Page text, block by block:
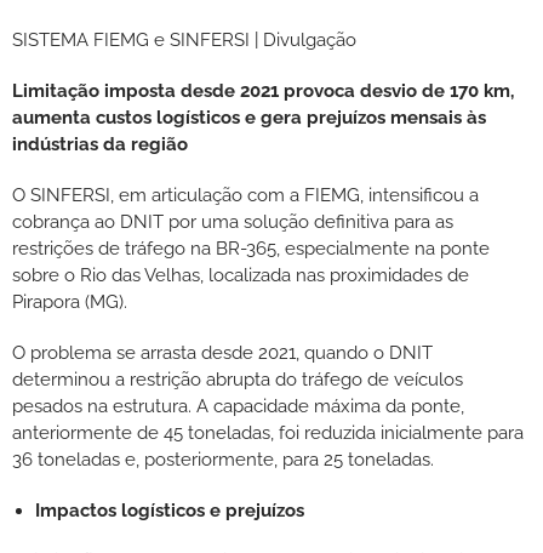
SISTEMA FIEMG e SINFERSI | Divulgação
Limitação imposta desde 2021 provoca desvio de 170 km,
aumenta custos logísticos e gera prejuízos mensais às
indústrias da região
O SINFERSI, em articulação com a FIEMG, intensificou a
cobrança ao DNIT por uma solução definitiva para as
restrições de tráfego na BR-365, especialmente na ponte
sobre o Rio das Velhas, localizada nas proximidades de
Pirapora (MG).
O problema se arrasta desde 2021, quando o DNIT
determinou a restrição abrupta do tráfego de veículos
pesados na estrutura. A capacidade máxima da ponte,
anteriormente de 45 toneladas, foi reduzida inicialmente para
36 toneladas e, posteriormente, para 25 toneladas.
Impactos logísticos e prejuízos